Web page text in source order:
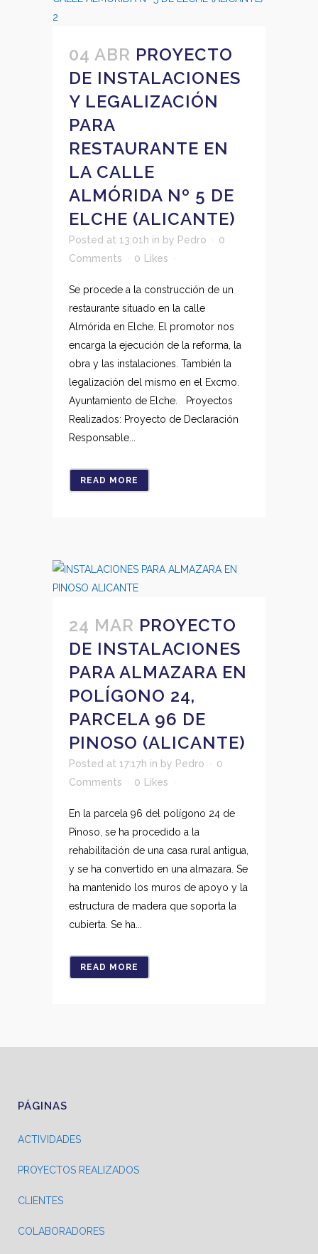
04 ABR PROYECTO
DE INSTALACIONES
Y LEGALIZACIÓN
PARA
RESTAURANTE EN
LA CALLE
ALMÓRIDA Nº 5 DE
ELCHE (ALICANTE)
Posted at 13:01h in by Pedro
0
Comments
0 Likes
Se procede a la construcción de un
restaurante situado en la calle
Almórida en Elche. El promotor nos
encarga la ejecución de la reforma, la
obra y las instalaciones. También la
legalización del mismo en el Excmo.
Ayuntamiento de Elche. Proyectos
Realizados: Proyecto de Declaración
Responsable...
READ MORE
24 MAR PROYECTO
DE INSTALACIONES
PARA ALMAZARA EN
POLÍGONO 24,
PARCELA 96 DE
PINOSO (ALICANTE)
Posted at 17:17h in by Pedro
0
Comments
0 Likes
En la parcela 96 del polígono 24 de
Pinoso, se ha procedido a la
rehabilitación de una casa rural antigua,
y se ha convertido en una almazara. Se
ha mantenido los muros de apoyo y la
estructura de madera que soporta la
cubierta. Se ha...
READ MORE
PÁGINAS
ACTIVIDADES
PROYECTOS REALIZADOS
CLIENTES
COLABORADORES